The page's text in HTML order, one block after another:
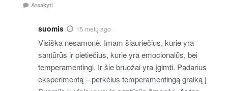
Atsakyti
suomis 15 metų ago
Visiška nesamonė. Imam šiauriečius, kurie yra
santūrūs ir pietiečius, kurie yra emocionalūs, bei
temperamentingi. Ir šie bruožai yra įgimti. Padarius
eksperimentą – perkėlus temperamentingą graiką į